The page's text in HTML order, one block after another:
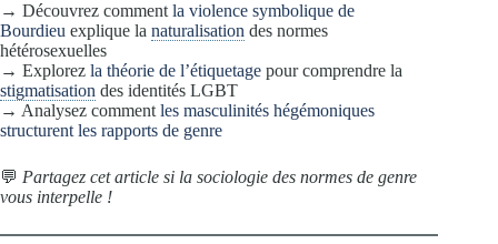
→ Découvrez comment la violence symbolique de
Bourdieu explique la naturalisation des normes
hétérosexuelles
→ Explorez la théorie de l’étiquetage pour comprendre la
stigmatisation des identités LGBT
→ Analysez comment les masculinités hégémoniques
structurent les rapports de genre
💬 Partagez cet article si la sociologie des normes de genre
vous interpelle !